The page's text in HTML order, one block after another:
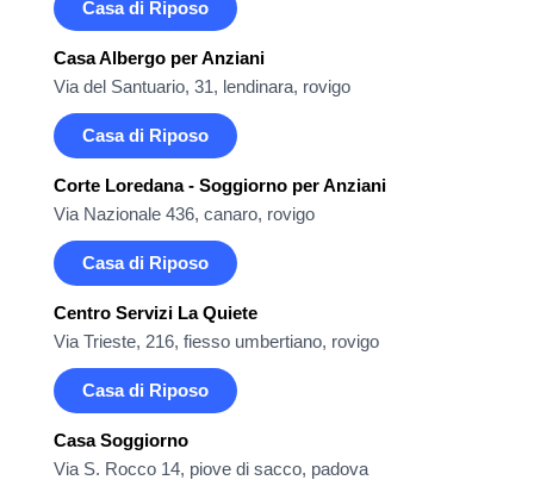
Casa di Riposo
Casa Albergo per Anziani
Via del Santuario, 31, lendinara, rovigo
Casa di Riposo
Corte Loredana - Soggiorno per Anziani
Via Nazionale 436, canaro, rovigo
Casa di Riposo
Centro Servizi La Quiete
Via Trieste, 216, fiesso umbertiano, rovigo
Casa di Riposo
Casa Soggiorno
Via S. Rocco 14, piove di sacco, padova